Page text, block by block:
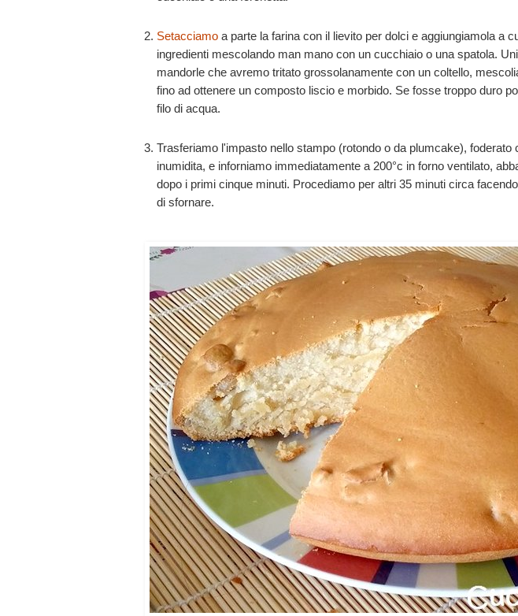
Setacciamo a parte la farina con il lievito per dolci e aggiungiamola a
ingredienti mescolando man mano con un cucchiaio o una spatola.
mandorle che avremo tritato grossolanamente con un coltello,
fino ad ottenere un composto liscio e morbido. Se fosse troppo duro
filo di acqua.
Trasferiamo l'impasto nello stampo (rotondo o da plumcake), foderato
inumidita, e inforniamo immediatamente a 200°c in forno ventilato,
dopo i primi cinque minuti. Procediamo per altri 35 minuti circa
di sfornare.